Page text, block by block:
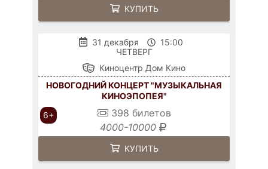
КУПИТЬ
31 декабря
15:00
ЧЕТВЕРГ
6+
Киноцентр Дом Кино
НОВОГОДНИЙ КОНЦЕРТ "МУЗЫКАЛЬНАЯ
КИНОЭПОПЕЯ"
398 билетов
4000-10000
КУПИТЬ